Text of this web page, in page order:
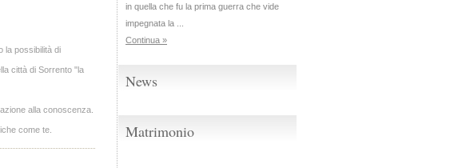
la possibilità di
città di Sorrento "la
alla conoscenza.
come te.
in quella che fu la prima guerra che vide
impegnata la ...
Continua »
News
Matrimonio